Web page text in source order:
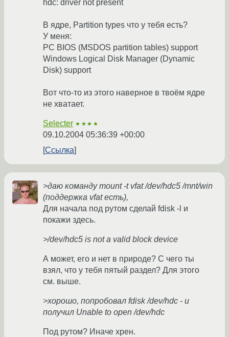
hdc: driver not present
В ядре, Partition types что у тебя есть?
У меня:
PC BIOS (MSDOS partition tables) support
Windows Logical Disk Manager (Dynamic
Disk) support
Вот что-то из этого наверное в твоём ядре
не хватает.
Selecter ★★★★
09.10.2004 05:36:39 +00:00
Ссылка
>даю команду mount -t vfat /dev/hdc5 /mnt/win
(поддержка vfat есть),
Для начала под рутом сделай fdisk -l и
покажи здесь.
>/dev/hdc5 is not a valid block device
А может, его и нет в природе? С чего ты
взял, что у тебя пятый раздел? Для этого
см. выше.
>хорошо, попробовал fdisk /dev/hdc - и
получил Unable to open /dev/hdc
Под рутом? Иначе хрен.